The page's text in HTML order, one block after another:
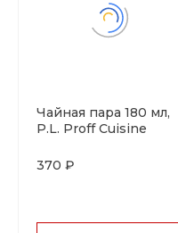
Чайная пара 180 мл,
P.L. Proff Cuisine
370 ₽